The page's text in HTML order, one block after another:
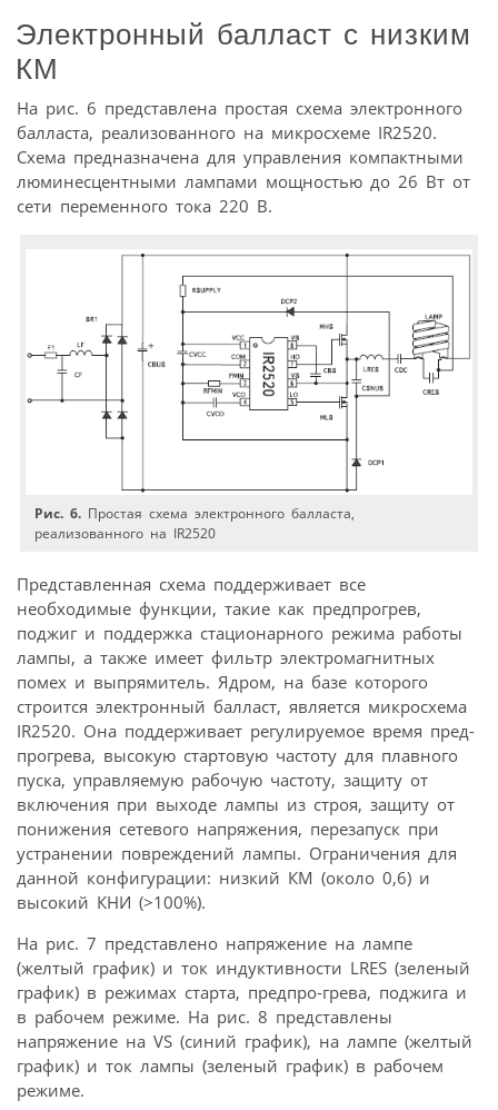
Электронный балласт с низким
КМ
На рис. 6 представлена простая схема электронного
балласта, реализованного на микросхеме IR2520.
Схема предназначена для управления компактными
люминесцентными лампами мощностью до 26 Вт от
сети переменного тока 220 В.
Рис. 6. Простая схема электронного балласта,
реализованного на IR2520
Представленная схема поддерживает все
необходимые функции, такие как предпрогрев,
поджиг и поддержка стационарного режима работы
лампы, а также имеет фильтр электромагнитных
помех и выпрямитель. Ядром, на базе которого
строится электронный балласт, является микросхема
IR2520. Она поддерживает регулируемое время пред-
прогрева, высокую стартовую частоту для плавного
пуска, управляемую рабочую частоту, защиту от
включения при выходе лампы из строя, защиту от
понижения сетевого напряжения, перезапуск при
устранении повреждений лампы. Ограничения для
данной конфигурации: низкий КМ (около 0,6) и
высокий КНИ (>100%).
На рис. 7 представлено напряжение на лампе
(желтый график) и ток индуктивности LRES (зеленый
график) в режимах старта, предпро-грева, поджига и
в рабочем режиме. На рис. 8 представлены
напряжение на VS (синий график), на лампе (желтый
график) и ток лампы (зеленый график) в рабочем
режиме.